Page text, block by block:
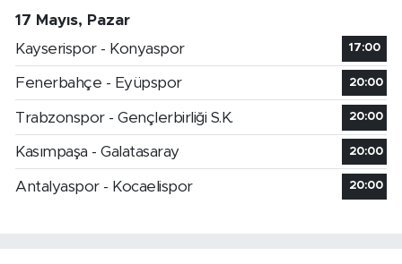
17 Mayıs, Pazar
Kayserispor - Konyaspor
17:00
Fenerbahçe - Eyüpspor 20:00
Trabzonspor - Gençlerbirliği S.K. 20:00
Kasımpaşa - Galatasaray 20:00
Antalyaspor - Kocaelispor 20:00